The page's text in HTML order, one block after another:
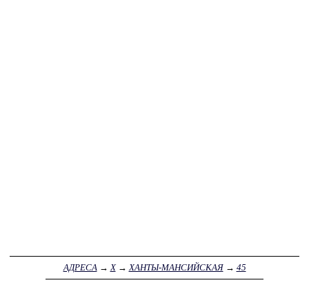
АДРЕСА→Х→ХАНТЫ-МАНСИЙСКАЯ→ 45